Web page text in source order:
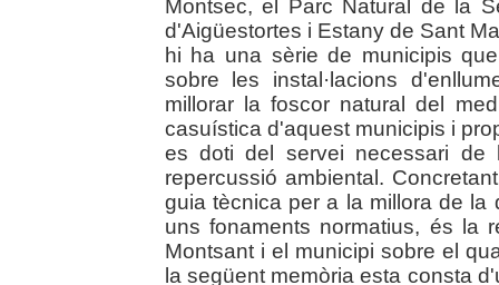
Montsec, el Parc Natural de la
d'Aigüestortes i Estany de Sant
hi ha una sèrie de municipis
sobre les instal·lacions
millorar la foscor natural del
casuística d'aquest municipis i
es doti del servei necessari de
repercussió ambiental.
guia tècnica per a la millora de la
uns fonaments normatius, és la
Montsant i el municipi sobre el
la següent memòria esta consta